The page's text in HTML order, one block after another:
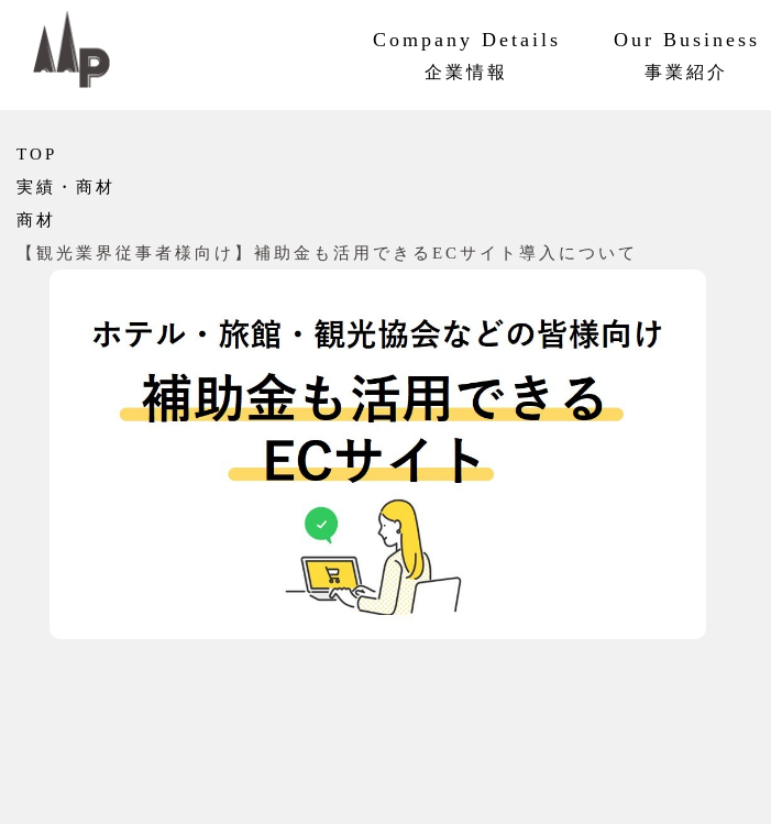
Company Details
企業情報
Our Business
事業紹介
TOP
実績・商材
商材
【観光業界従事者様向け】補助金も活用できるECサイト導入について